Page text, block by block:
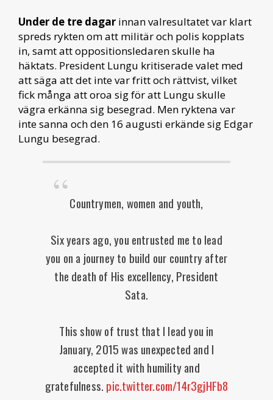
Under de tre dagar innan valresultatet var klart
spreds rykten om att militär och polis kopplats
in, samt att oppositionsledaren skulle ha
häktats. President Lungu kritiserade valet med
att säga att det inte var fritt och rättvist, vilket
fick många att oroa sig för att Lungu skulle
vägra erkänna sig besegrad. Men ryktena var
inte sanna och den 16 augusti erkände sig Edgar
Lungu besegrad.
Countrymen, women and youth,
Six years ago, you entrusted me to lead
you on a journey to build our country after
the death of His excellency, President
Sata.
This show of trust that I lead you in
January, 2015 was unexpected and I
accepted it with humility and
gratefulness. pic.twitter.com/14r3gjHFb8